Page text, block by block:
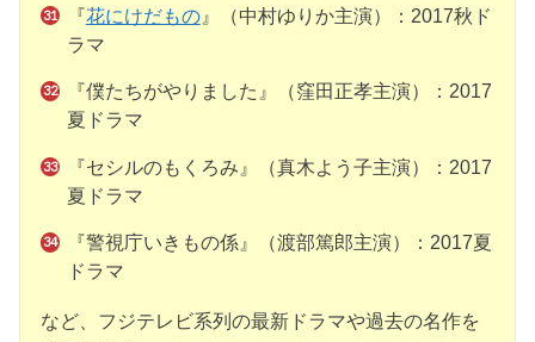
『花にけだもの』（中村ゆりか主演）：2017秋ド
ラマ
『僕たちがやりました』（窪田正孝主演）：2017
夏ドラマ
『セシルのもくろみ』（真木よう子主演）：2017
夏ドラマ
『警視庁いきもの係』（渡部篤郎主演）：2017夏
ドラマ
など、フジテレビ系列の最新ドラマや過去の名作を